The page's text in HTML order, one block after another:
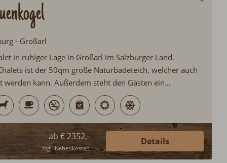
- Großarl
in ruhiger Lage in Großarl im Salzburger Land.
ist der 50qm große Naturbadeteich, welcher auch
werden kann. Außerdem steht den Gästen ein
ein uriger Holzherd, eine Sauna sowie WLAN zur
ermöglicht den Gästen zu jeder Jahreszeit einen
Urlaub...
ab € 2352,-
zzgl. Nebenkosten
Details